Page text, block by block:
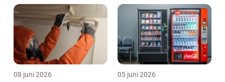
08 juni 2026 05 juni 2026